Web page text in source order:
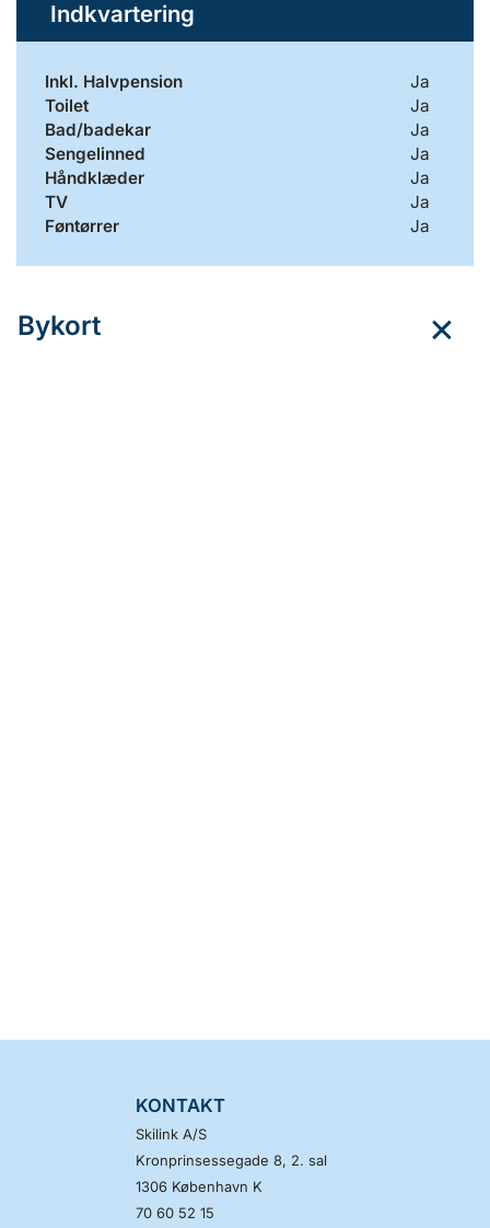
Indkvartering
Inkl. Halvpension
Ja
Toilet
Ja
Bad/badekar
Ja
Sengelinned
Ja
Håndklæder
Ja
TV
Ja
Føntørrer
Ja
Bykort
KONTAKT
Skilink A/S
Kronprinsessegade 8, 2. sal
1306 København K
70 60 52 15